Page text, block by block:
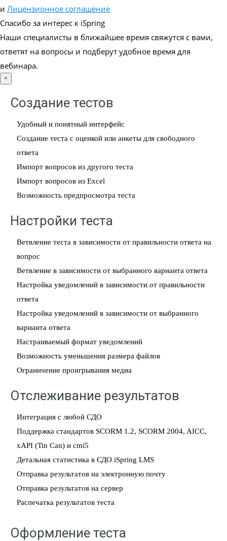
и Лицензионное соглашение
Спасибо за интерес к iSpring
Наши специалисты в ближайшее время свяжутся с вами,
ответят на вопросы и подберут удобное время для
вебинара.
×
Создание тестов
Удобный и понятный интерфейс
Создание теста с оценкой или анкеты для свободного
ответа
Импорт вопросов из другого теста
Импорт вопросов из Excel
Возможноcть предпросмотра теста
Настройки теста
Ветвление теста в зависимости от правильности ответа на
вопрос
Ветвление в зависимости от выбранного варианта ответа
Настройка уведомлений в зависимости от правильности
ответа
Настройка уведомлений в зависимости от выбранного
варианта ответа
Настраиваемый формат уведомлений
Возможность уменьшения размера файлов
Ограничение проигрывания медиа
Отслеживание результатов
Интеграция с любой СДО
Поддержка стандартов SCORM 1.2, SCORM 2004, AICC,
xAPI (Tin Can) и cmi5
Детальная статистика в СДО iSpring LMS
Отправка результатов на электронную почту
Отправка результатов на сервер
Распечатка результатов теста
Оформление теста